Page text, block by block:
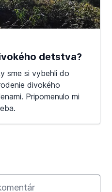
detstva?
sme si vybehli do
divokého
Pripomenulo mi